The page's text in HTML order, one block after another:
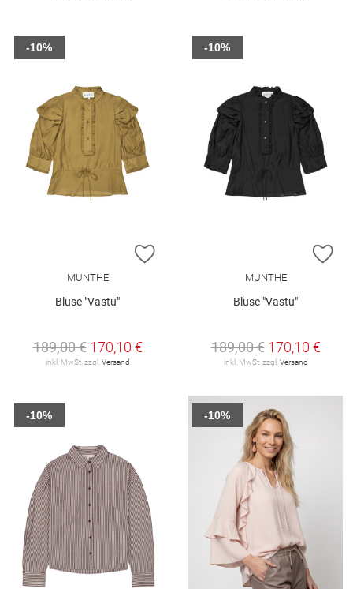
ZUR WUNSCHLISTE HINZUFÜGEN
MUNTHE
Bluse "Vastu"
189,00 € 170,10 €
inkl. MwSt. zzgl. Versand
-10%
MUNTHE
Bluse "Vastu"
189,00 € 170,10 €
inkl. MwSt. zzgl. Versand
-10%
-10% -10%